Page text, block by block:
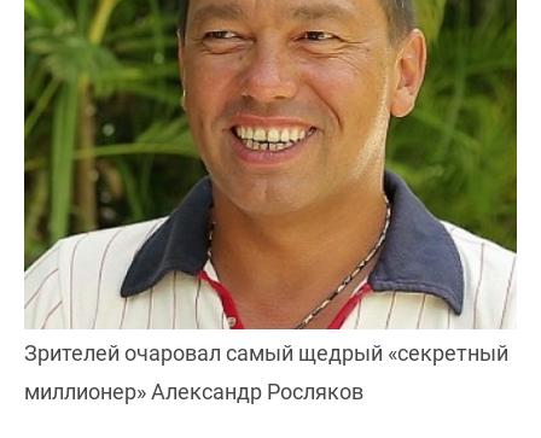
Зрителей очаровал самый щедрый «секретный
миллионер» Александр Росляков